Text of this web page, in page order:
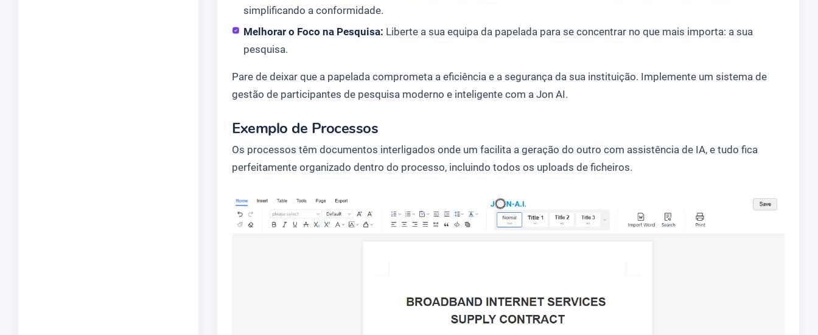
simplificando a conformidade.
Melhorar o Foco na Pesquisa: Liberte a sua equipa da papelada para se concentrar no que mais importa: a sua
pesquisa.
Pare de deixar que a papelada comprometa a eficiência e a segurança da sua instituição. Implemente um sistema de
gestão de participantes de pesquisa moderno e inteligente com a Jon AI.
Exemplo de Processos
Os processos têm documentos interligados onde um facilita a geração do outro com assistência de IA, e tudo fica
perfeitamente organizado dentro do processo, incluindo todos os uploads de ficheiros.